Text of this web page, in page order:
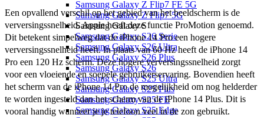
Samsung Galaxy Z Flip7 FE 5G
Samsung Galaxy Z Flip7 5G
Samsung Galaxy S
Samsung Galaxy S26 Serie
Samsung Galaxy S26 Ultra
Samsung Galaxy S26 Plus
Samsung Galaxy S26
Samsung Galaxy S25 Ultra
Samsung Galaxy S25 Plus
Samsung Galaxy S25 FE
Samsung Galaxy S25 Edge
Een opvallend verschil op het gebied van het beeldscherm is de
verversingssnelheid. Apple heeft deze functie ProMotion genoemd.
Dit betekent simpelweg dat de iPhone 14 Pro een hogere
verversingssnelheid heeft. In plaats van 60 Hz heeft de iPhone 14
Pro een 120 Hz scherm. Deze hogere verversingssnelheid zorgt
voor een vloeiende en soepele gebruikerservaring. Bovendien heeft
het scherm van de iPhone 14 Pro de mogelijkheid om nog helderder
te worden ingesteld dan het scherm van de iPhone 14 Plus. Dit is
vooral handig wanneer je je telefoon veel in de zon gebruikt.